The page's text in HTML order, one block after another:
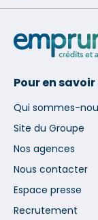
Pour en
Qui sommes-
Site du Groupe
Nos agences
Nous contacter
Espace presse
Recrutement